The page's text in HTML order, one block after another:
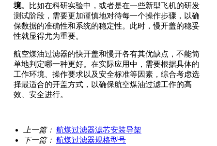
境。比如在科研实验中，或者是在一些新型飞机的研发
测试阶段，需要更加谨慎地对待每一个操作步骤，以确
保数据的准确性和系统的稳定性。此时，慢开盖的稳妥
性就显得尤为重要。
航空煤油过滤器的快开盖和慢开各有其优缺点，不能简
单地判定哪一种更好。在实际应用中，需要根据具体的
工作环境、操作要求以及安全标准等因素，综合考虑选
择最适合的开盖方式，以确保航空煤油过滤工作的高
效、安全进行。
上一篇： 航煤过滤器滤芯安装导架
下一篇： 航煤过滤器规格型号